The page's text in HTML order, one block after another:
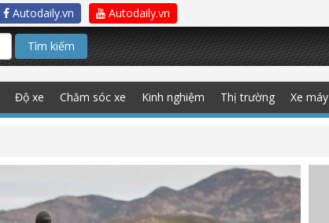
Autodaily.vn Autodaily.vn
Tìm kiếm
Độ xe Chăm sóc xe Kinh nghiệm Thị trường Xe máy